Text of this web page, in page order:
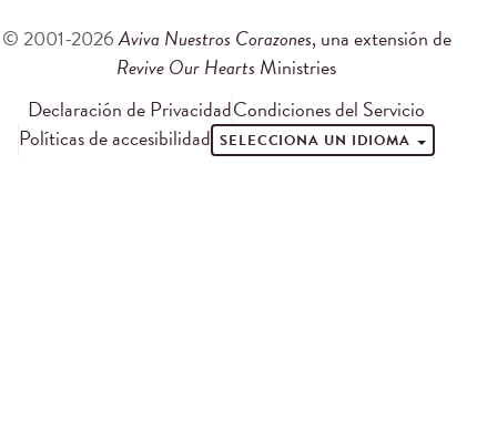
© 2001-2026Aviva Nuestros Corazones, una extensión de
Revive Our Hearts Ministries
Declaración de PrivacidadCondiciones del Servicio
Políticas de accesibilidad SELECCIONA UN IDIOMA